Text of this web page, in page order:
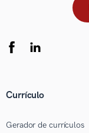
Currículo
Gerador de currículos